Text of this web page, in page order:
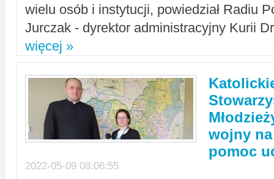
wielu osób i instytucji, powiedział Radiu
Jurczak - dyrektor administracyjny Kurii
więcej »
wojny
pomoc
2022-05-09 08:06:55